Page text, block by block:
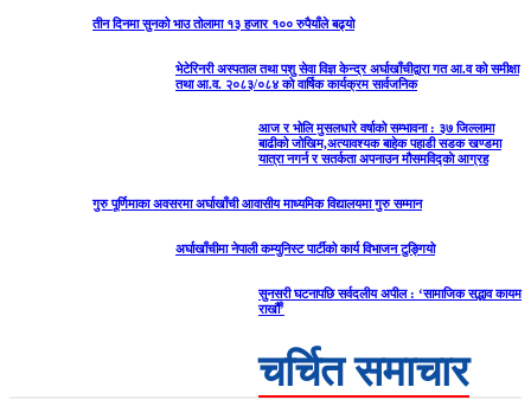
तीन दिनमा सुनको भाउ तोलामा १३ हजार १०० रुपैयाँले बढ्यो
भेटेरिनरी अस्पताल तथा पशु सेवा विज्ञ केन्द्र अर्घाखाँचीद्वारा गत आ.व को समीक्षा
तथा आ.व. २०८३/०८४ को वार्षिक कार्यक्रम सार्वजनिक
आज र भोलि मुसलधारे वर्षाको सम्भावना : ३७ जिल्लामा
बाढीको जोखिम,अत्यावश्यक बाहेक पहाडी सडक खण्डमा
यात्रा नगर्न र सतर्कता अपनाउन मौसमविद्काे आग्रह
गुरु पूर्णिमाका अवसरमा अर्घाखाँची आवासीय माध्यमिक विद्यालयमा गुरु सम्मान
अर्घाखाँचीमा नेपाली कम्युनिस्ट पार्टीको कार्य विभाजन टुङ्गियो
सुनसरी घटनापछि सर्वदलीय अपील : ‘सामाजिक सद्भाव कायम
राखौँ’
चर्चित समाचार